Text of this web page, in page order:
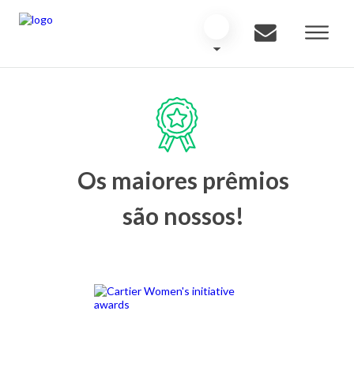
Os maiores prêmios
são nossos!